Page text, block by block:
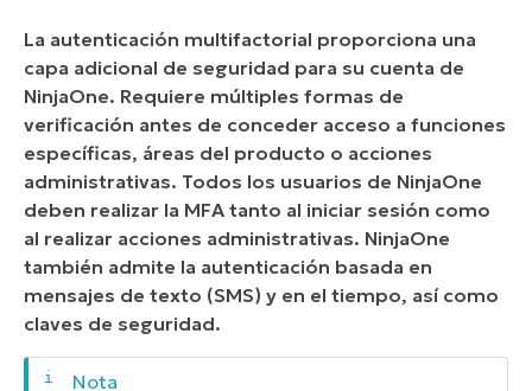
La autenticación multifactorial proporciona una
capa adicional de seguridad para su cuenta de
NinjaOne. Requiere múltiples formas de
verificación antes de conceder acceso a funciones
específicas, áreas del producto o acciones
administrativas. Todos los usuarios de NinjaOne
deben realizar la MFA tanto al iniciar sesión como
al realizar acciones administrativas. NinjaOne
también admite la autenticación basada en
mensajes de texto (SMS) y en el tiempo, así como
claves de seguridad.